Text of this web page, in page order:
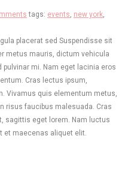
tags: events, new york,
placerat sed Suspendisse sit
metus mauris, dictum vehicula
mi. Nam eget lacinia eros
Cras lectus ipsum,
Vivamus quis elementum metus,
risus faucibus malesuada. Cras
sagittis eget lorem. Nam luctus
et maecenas aliquet elit.